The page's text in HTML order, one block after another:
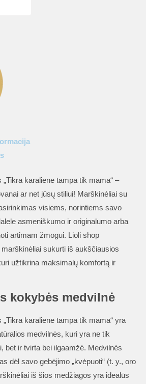
karaliene tampa tik mama“ –
ar net jūsų stiliui! Marškinėliai su
visiems, norintiems savo
asmeniškumo ir originalumo arba
artimam žmogui. Lioli shop
sukurti iš aukščiausios
užtikrina maksimalų komfortą ir
kokybės medvilnė
karaliene tampa tik mama“ yra
medvilnės, kuri yra ne tik
bet ir tvirta bei ilgaamžė. Medvilnės
dėl savo gebėjimo „kvėpuoti“ (t. y., oro
iš šios medžiagos yra idealūs